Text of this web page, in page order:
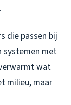
die passen bij
systemen met
wat
milieu, maar